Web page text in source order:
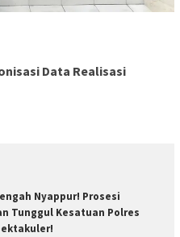
Data Realisasi
Nyappur! Prosesi
Tunggul Kesatuan Polres